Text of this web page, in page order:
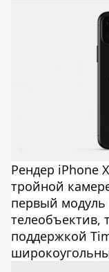
Рендер iPhone
тройной
первый
телеобъектив,
поддержкой